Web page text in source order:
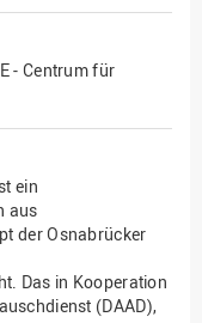
- Centrum für
ein
aus
der Osnabrücker
Das in Kooperation
(DAAD),